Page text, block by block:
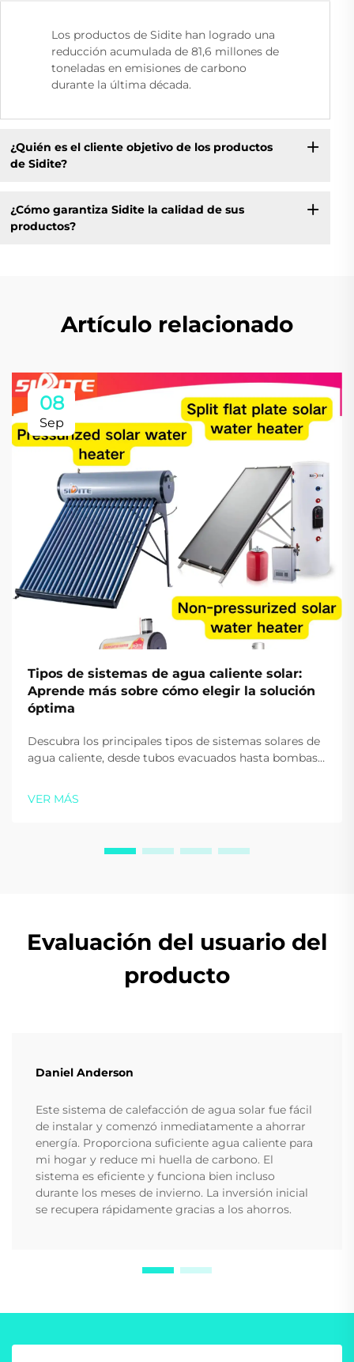
Los productos de Sidite han logrado una
reducción acumulada de 81,6 millones de
toneladas en emisiones de carbono
durante la última década.
¿Quién es el cliente objetivo de los productos
de Sidite?
¿Cómo garantiza Sidite la calidad de sus
productos?
Artículo relacionado
08
Sep
Tipos de sistemas de agua caliente solar:
Aprende más sobre cómo elegir la solución
óptima
Descubra los principales tipos de sistemas solares de
agua caliente, desde tubos evacuados hasta bombas
sostenibilidad. Obtenga orientación de expertos hoy
mismo.
VER MÁS
Evaluación del usuario del
producto
Daniel Anderson
Este sistema de calefacción de agua solar fue fácil
de instalar y comenzó inmediatamente a ahorrar
energía. Proporciona suficiente agua caliente para
mi hogar y reduce mi huella de carbono. El
sistema es eficiente y funciona bien incluso
durante los meses de invierno. La inversión inicial
se recupera rápidamente gracias a los ahorros.